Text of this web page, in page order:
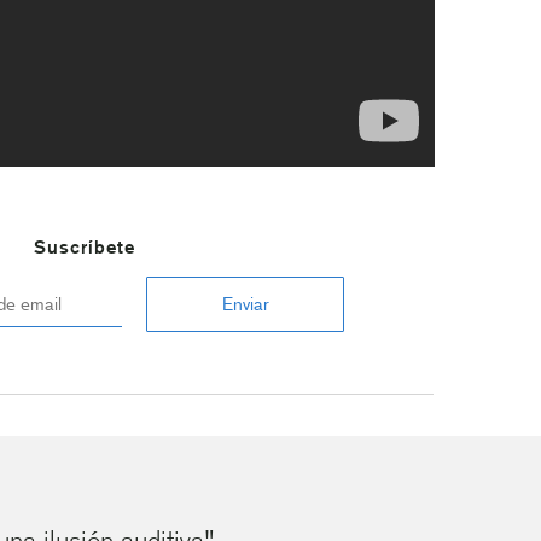
Suscríbete